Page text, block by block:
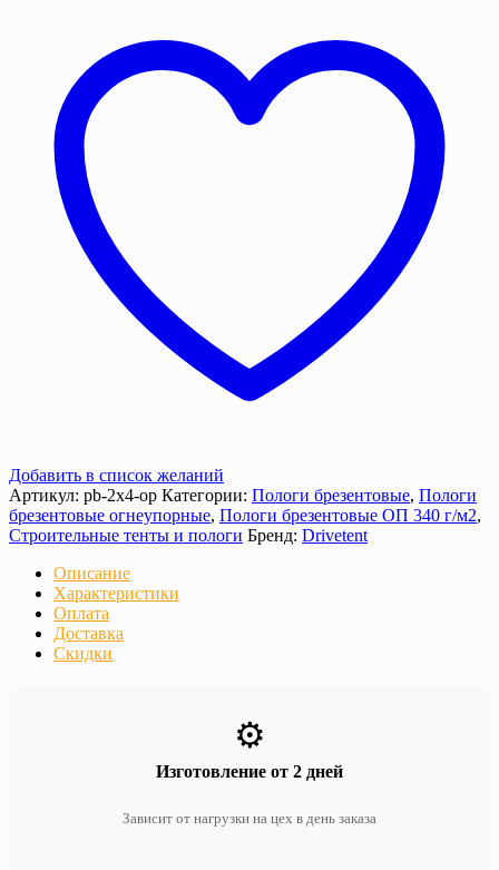
Добавить в список желаний
Артикул: pb-2x4-op Категории: Пологи брезентовые, Пологи
брезентовые огнеупорные, Пологи брезентовые ОП 340 г/м2,
Строительные тенты и пологи Бренд: Drivetent
Описание
Характеристики
Оплата
Доставка
Скидки
⚙️
Изготовление от 2 дней
Зависит от нагрузки на цех в день заказа